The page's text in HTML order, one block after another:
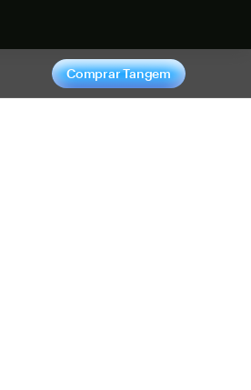
Comprar Tangem